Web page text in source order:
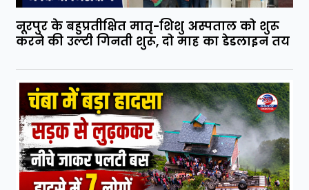
नूरपुर के बहुप्रतीक्षित मातृ-शिशु अस्पताल को शुरू
करने की उल्टी गिनती शुरू, दो माह का डेडलाइन तय